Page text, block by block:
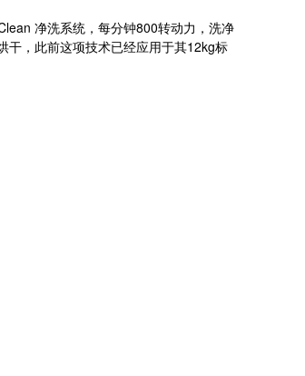
净洗系统，每分钟800转动力，洗净
干，此前这项技术已经应用于其12kg标